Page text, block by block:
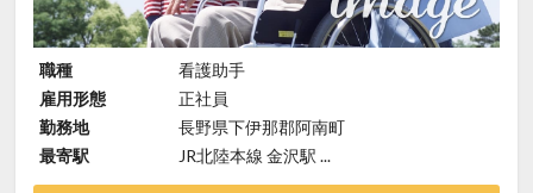
職種
看護助手
雇用形態
正社員
勤務地
長野県下伊那郡阿南町
最寄駅
JR北陸本線 金沢駅 ...